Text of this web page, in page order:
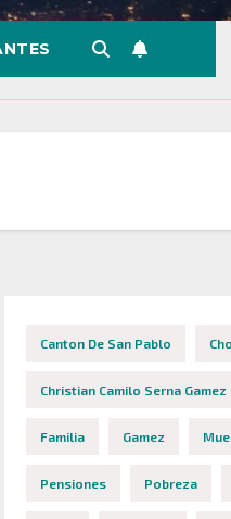
Canton De San Pablo
Christian Camilo Serna Gamez
Familia Gamez
Pensiones Pobreza